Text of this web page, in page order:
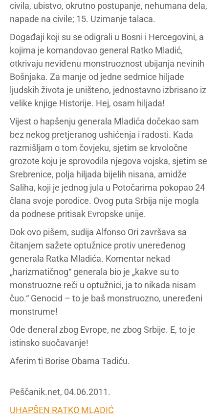
civila, ubistvo, okrutno postupanje, nehumana dela,
napade na civile; 15. Uzimanje talaca.
Događaji koji su se odigrali u Bosni i Hercegovini, a
kojima je komandovao general Ratko Mladić,
otkrivaju neviđenu monstruoznost ubijanja nevinih
Bošnjaka. Za manje od jedne sedmice hiljade
ljudskih života je uništeno, jednostavno izbrisano iz
velike knjige Historije. Hej, osam hiljada!
Vijest o hapšenju generala Mladića dočekao sam
bez nekog pretjeranog ushićenja i radosti. Kada
razmišljam o tom čovjeku, sjetim se krvoločne
grozote koju je sprovodila njegova vojska, sjetim se
Srebrenice, polja hiljada bijelih nisana, amidže
Saliha, koji je jednog jula u Potočarima pokopao 24
člana svoje porodice. Ovog puta Srbija nije mogla
da podnese pritisak Evropske unije.
Dok ovo pišem, sudija Alfonso Ori završava sa
čitanjem sažete optužnice protiv uneređenog
generala Ratka Mladića. Komentar nekad
„harizmatičnog“ generala bio je „kakve su to
monstruozne reči u optužnici, ja to nikada nisam
čuo.“ Genocid – to je baš monstruozno, uneređeni
monstrume!
Ode đeneral zbog Evrope, ne zbog Srbije. E, to je
istinsko suočavanje!
Aferim ti Borise Obama Tadiću.
Peščanik.net, 04.06.2011.
UHAPŠEN RATKO MLADIĆ